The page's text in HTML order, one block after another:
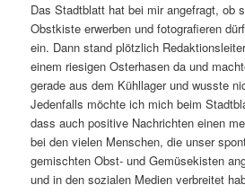
Das Stadtblatt hat bei mir angefragt, ob
Obstkiste erwerben und fotografieren
ein. Dann stand plötzlich
einem riesigen Osterhasen da und
gerade aus dem Kühllager und wusste
Jedenfalls möchte ich mich beim
dass auch positive Nachrichten einen
bei den vielen Menschen, die unser
gemischten Obst- und Gemüsekisten
und in den sozialen Medien verbreitet